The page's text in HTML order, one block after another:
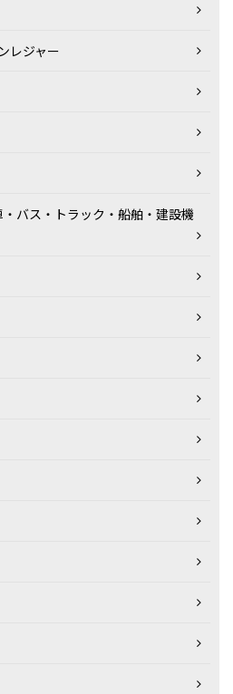
レジャー
バス・トラック・船舶・建設機